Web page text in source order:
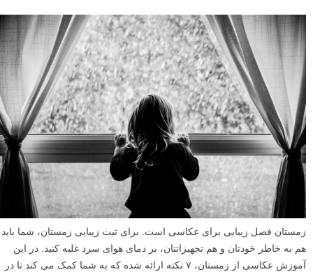
زمستان فصل زیبایی برای عکاسی است. برای ثبت زیبایی زمستان، شما باید
هم به خاطر خودتان و هم تجهیزاتتان، بر دمای هوای سرد غلبه کنید. در این
آموزش عکاسی از زمستان، ۷ نکته ارائه شده که به شما کمک می کند تا در